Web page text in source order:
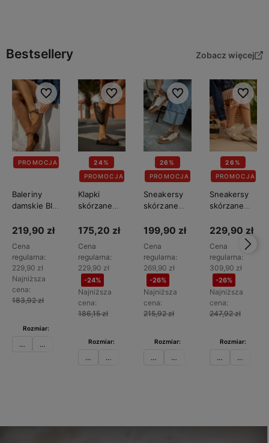
Bestsellery Zobacz więcej
PROMOCJA
Baleriny
damskie BIG
TT274211
219,90 zł
Cena
regularna:
229,90 zł
Najniższa
cena:
183,92 zł
Rozmiar:
36 37 39 40
Do ulubionych
24%
PROMOCJA
Klapki
skórzane
STAR
175,20 zł
Cena
regularna:
229,90 zł
-24%
Najniższa
cena:
186,15 zł
Rozmiar:
36 37 41
Do ulubionych
26%
PROMOCJA
Sneakersy
skórzane
STAR
199,90 zł
Cena
regularna:
269,90 zł
-26%
Najniższa
cena:
215,92 zł
Rozmiar:
36 37 39
Do ulubionych
26%
PROMOCJA
Sneakersy
skórzane
STAR
TT274577
229,90 zł
Cena
regularna:
309,90 zł
-26%
Najniższa
cena:
247,92 zł
Rozmiar:
36 37
Do